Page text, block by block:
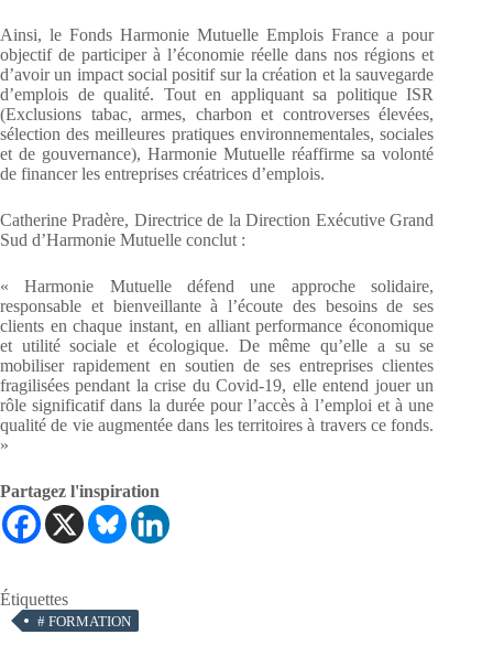
Ainsi, le Fonds Harmonie Mutuelle Emplois France a pour
objectif de participer à l’économie réelle dans nos régions et
d’avoir un impact social positif sur la création et la sauvegarde
d’emplois de qualité. Tout en appliquant sa politique ISR
(Exclusions tabac, armes, charbon et controverses élevées,
sélection des meilleures pratiques environnementales, sociales
et de gouvernance), Harmonie Mutuelle réaffirme sa volonté
de financer les entreprises créatrices d’emplois.
Catherine Pradère, Directrice de la Direction Exécutive Grand
Sud d’Harmonie Mutuelle conclut :
« Harmonie Mutuelle défend une approche solidaire,
responsable et bienveillante à l’écoute des besoins de ses
clients en chaque instant, en alliant performance économique
et utilité sociale et écologique. De même qu’elle a su se
mobiliser rapidement en soutien de ses entreprises clientes
fragilisées pendant la crise du Covid-19, elle entend jouer un
rôle significatif dans la durée pour l’accès à l’emploi et à une
qualité de vie augmentée dans les territoires à travers ce fonds.
»
Partagez l'inspiration
Étiquettes
# FORMATION